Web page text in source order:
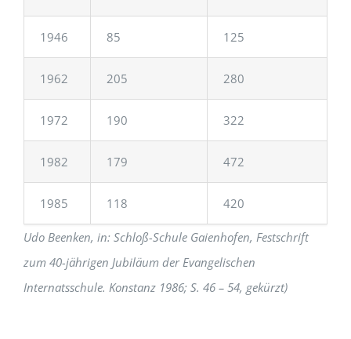
1946 85 125
1962 205 280
1972 190 322
1982 179 472
1985 118 420
Udo Beenken, in: Schloß-Schule Gaienhofen, Festschrift
zum 40-jährigen Jubiläum der Evangelischen
Internatsschule. Konstanz 1986; S. 46 – 54, gekürzt)